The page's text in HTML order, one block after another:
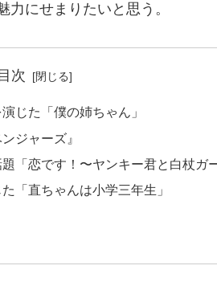
にせまりたいと思う。
目次
じた「僕の姉ちゃん」
ジャーズ』
「恋です！〜ヤンキー君と白杖ガー
「直ちゃんは小学三年生」